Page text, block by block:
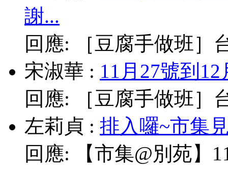
謝...
回應:
［豆腐手做班］
宋淑華 : 11月27號到
回應:
［豆腐手做班］
左莉貞 : 排入囉~市集
回應:
【市集@別苑】